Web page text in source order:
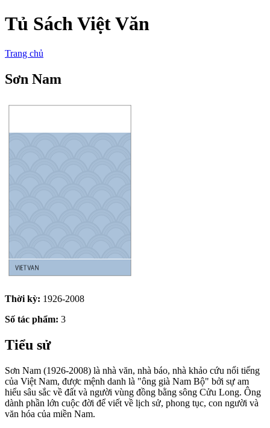
Tủ Sách Việt Văn
Trang chủ
Sơn Nam
Thời kỳ: 1926-2008
Số tác phẩm: 3
Tiểu sử
Sơn Nam (1926-2008) là nhà văn, nhà báo, nhà khảo cứu nổi tiếng
của Việt Nam, được mệnh danh là "ông già Nam Bộ" bởi sự am
hiểu sâu sắc về đất và người vùng đồng bằng sông Cửu Long. Ông
dành phần lớn cuộc đời để viết về lịch sử, phong tục, con người và
văn hóa của miền Nam.